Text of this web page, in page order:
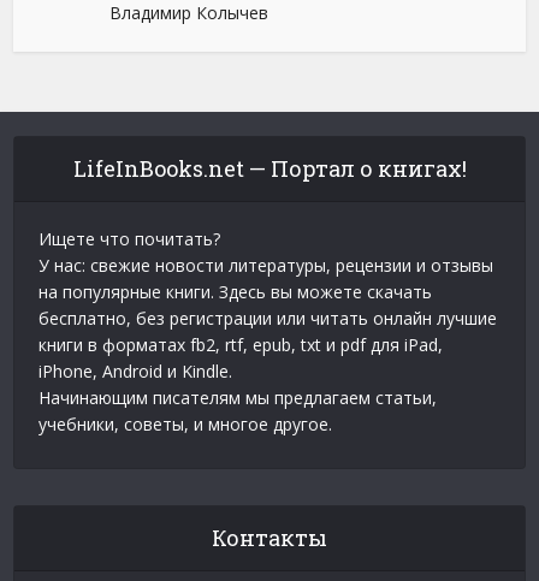
Владимир Колычев
LifeInBooks.net — Портал о книгах!
Ищете что почитать?
У нас: свежие новости литературы, рецензии и отзывы
на популярные книги. Здесь вы можете скачать
бесплатно, без регистрации или читать онлайн лучшие
книги в форматах fb2, rtf, epub, txt и pdf для iPad,
iPhone, Android и Kindle.
Начинающим писателям мы предлагаем статьи,
учебники, советы, и многое другое.
Контакты